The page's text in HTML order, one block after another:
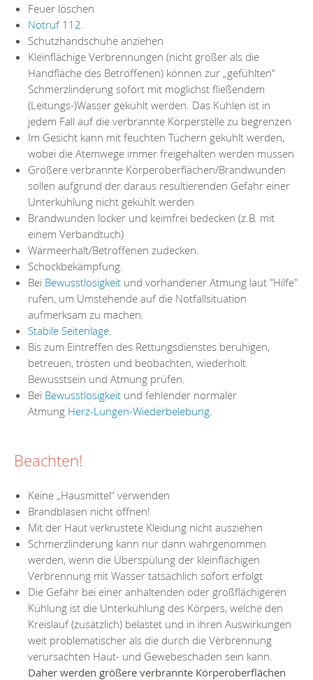
Feuer löschen
Notruf 112
Schutzhandschuhe anziehen
Kleinflächige Verbrennungen (nicht größer als die
Handfläche des Betroffenen) können zur „gefühlten“
Schmerzlinderung sofort mit möglichst fließendem
(Leitungs-)Wasser gekühlt werden. Das Kühlen ist in
jedem Fall auf die verbrannte Körperstelle zu begrenzen
Im Gesicht kann mit feuchten Tüchern gekühlt werden,
wobei die Atemwege immer freigehalten werden müssen
Größere verbrannte Körperoberflächen/Brandwunden
sollen aufgrund der daraus resultierenden Gefahr einer
Unterkühlung nicht gekühlt werden
Brandwunden locker und keimfrei bedecken (z.B. mit
einem Verbandtuch)
Wärmeerhalt/Betroffenen zudecken.
Schockbekämpfung.
Bei Bewusstlosigkeit und vorhandener Atmung laut "Hilfe"
rufen, um Umstehende auf die Notfallsituation
aufmerksam zu machen.
Stabile Seitenlage
Bis zum Eintreffen des Rettungsdienstes beruhigen,
betreuen, trösten und beobachten, wiederholt
Bewusstsein und Atmung prüfen.
Bei Bewusstlosigkeit und fehlender normaler
Atmung Herz-Lungen-Wiederbelebung
Beachten!
Keine „Hausmittel“ verwenden
Brandblasen nicht öffnen!
Mit der Haut verkrustete Kleidung nicht ausziehen
Schmerzlinderung kann nur dann wahrgenommen
werden, wenn die Überspülung der kleinflächigen
Verbrennung mit Wasser tatsächlich sofort erfolgt
Die Gefahr bei einer anhaltenden oder großflächigeren
Kühlung ist die Unterkühlung des Körpers, welche den
Kreislauf (zusätzlich) belastet und in ihren Auswirkungen
weit problematischer als die durch die Verbrennung
verursachten Haut- und Gewebeschäden sein kann.
Daher werden größere verbrannte Körperoberflächen